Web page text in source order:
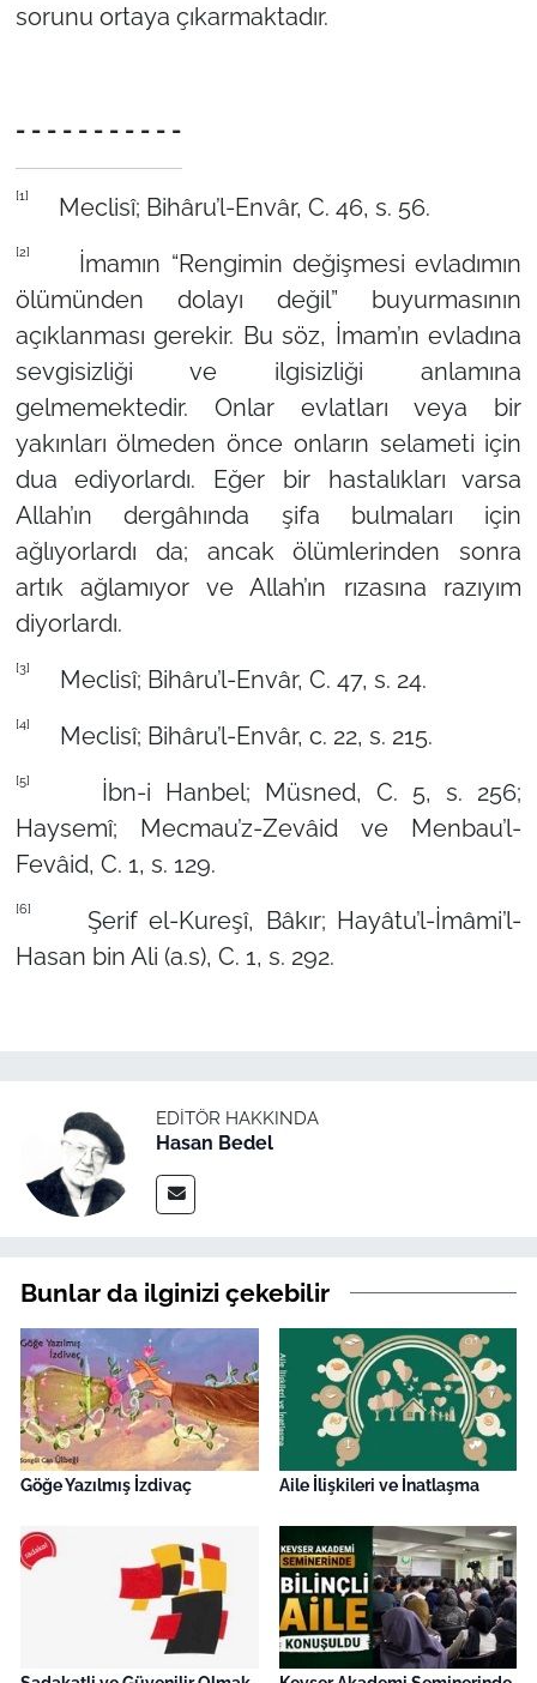
sorunu ortaya çıkarmaktadır.
- - - - - - - - - - -
[1] Meclisî; Bihâru’l-Envâr, C. 46, s. 56.
[2]
İmamın “Rengimin değişmesi evladımın
ölümünden dolayı değil” buyurmasının
açıklanması gerekir. Bu söz, İmam’ın evladına
sevgisizliği ve ilgisizliği anlamına
gelmemektedir. Onlar evlatları veya bir
yakınları ölmeden önce onların selameti için
dua ediyorlardı. Eğer bir hastalıkları varsa
Allah’ın dergâhında şifa bulmaları için
ağlıyorlardı da; ancak ölümlerinden sonra
artık ağlamıyor ve Allah’ın rızasına razıyım
diyorlardı.
[3] Meclisî; Bihâru’l-Envâr, C. 47, s. 24.
[4] Meclisî; Bihâru’l-Envâr, c. 22, s. 215.
[5]
İbn-i Hanbel; Müsned, C. 5, s. 256;
Haysemî; Mecmau’z-Zevâid ve Menbau’l-
Fevâid, C. 1, s. 129.
[6]
Şerif el-Kureşî, Bâkır; Hayâtu’l-İmâmi’l-
Hasan bin Ali (a.s), C. 1, s. 292.
EDITÖR HAKKINDA
Hasan Bedel
Bunlar da ilginizi çekebilir
Göğe Yazılmış İzdivaç Aile İlişkileri ve İnatlaşma